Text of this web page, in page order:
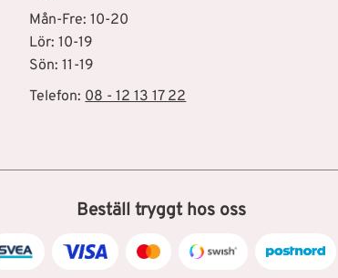
Mån-Fre: 10-20
Lör: 10-19
Sön: 11-19
Telefon:08 - 12 13 17 22
Beställ tryggt hos oss